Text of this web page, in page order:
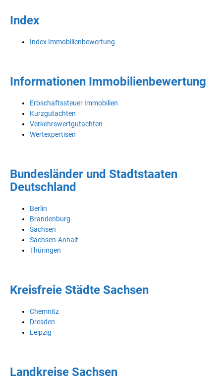
Index
Index Immobilienbewertung
Informationen Immobilienbewertung
Erbschaftssteuer Immobilien
Kurzgutachten
Verkehrswertgutachten
Wertexpertisen
Bundesländer und Stadtstaaten
Deutschland
Berlin
Brandenburg
Sachsen
Sachsen-Anhalt
Thüringen
Kreisfreie Städte Sachsen
Chemnitz
Dresden
Leipzig
Landkreise Sachsen